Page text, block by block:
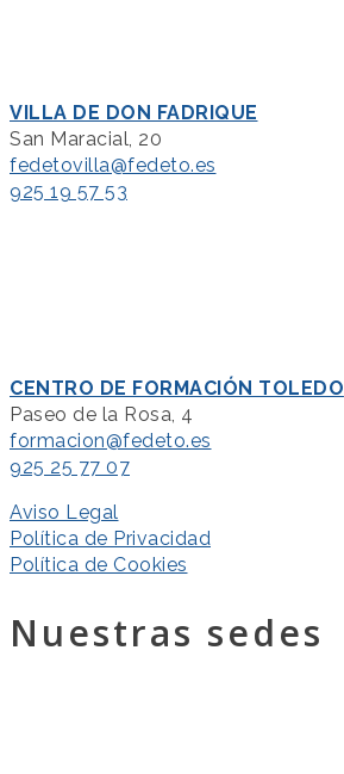
VILLA DE DON FADRIQUE
San Maracial, 20
fedetovilla@fedeto.es
925 19 57 53
CENTRO DE FORMACIÓN TOLEDO
Paseo de la Rosa, 4
formacion@fedeto.es
925 25 77 07
Aviso Legal
Política de Privacidad
Política de Cookies
Nuestras sedes